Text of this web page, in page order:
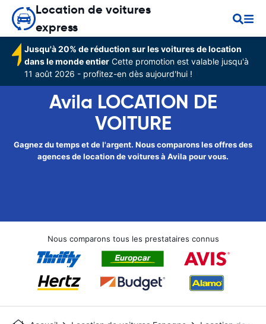
Location de voitures
express
Jusqu'à 20% de réduction sur les voitures de location
dans le monde entier Cette promotion est valable jusqu'à
11 août 2026 - profitez-en dès aujourd'hui !
Avila LOCATION DE
VOITURE
Gagnez du temps et de l'argent. Nous comparons les offres des
agences de location de voitures à Avila pour vous.
Nous comparons tous les prestataires connus